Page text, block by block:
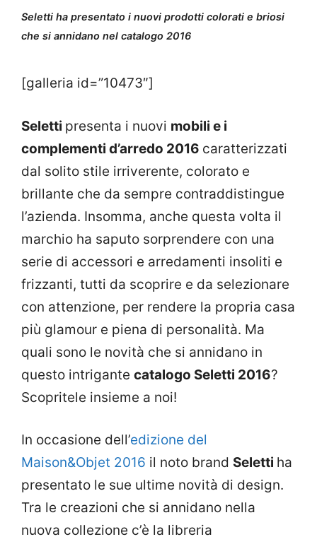
Seletti ha presentato i nuovi prodotti colorati e briosi
che si annidano nel catalogo 2016
[galleria id=”10473″]
Seletti presenta i nuovi mobili e i
complementi d’arredo 2016 caratterizzati
dal solito stile irriverente, colorato e
brillante che da sempre contraddistingue
l’azienda. Insomma, anche questa volta il
marchio ha saputo sorprendere con una
serie di accessori e arredamenti insoliti e
frizzanti, tutti da scoprire e da selezionare
con attenzione, per rendere la propria casa
più glamour e piena di personalità. Ma
quali sono le novità che si annidano in
questo intrigante catalogo Seletti 2016?
Scopritele insieme a noi!
In occasione dell’edizione del
Maison&Objet 2016 il noto brand Seletti ha
presentato le sue ultime novità di design.
Tra le creazioni che si annidano nella
nuova collezione c’è la libreria